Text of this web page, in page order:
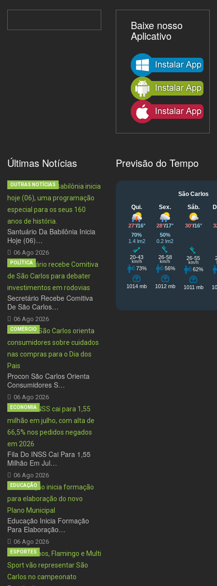
Baixe nosso
Aplicativo
Últimas Notícias
Santuário Da Babilônia Inicia
Hoje (06)…
06 Ago 2026
OUTRAS NOTÍCIAS
Secretário Recebe Comitiva
De São Carlos…
06 Ago 2026
POLÍTICA
Procon São Carlos Orienta
Consumidores S…
06 Ago 2026
COMÉRCIO
Fila Do INSS Cai Para 1,55
Milhão Em Jul…
06 Ago 2026
ECONOMIA
Educação Inicia Formação
Para Elaboração…
06 Ago 2026
EDUCAÇÃO
ESPORTES
Previsão do Tempo